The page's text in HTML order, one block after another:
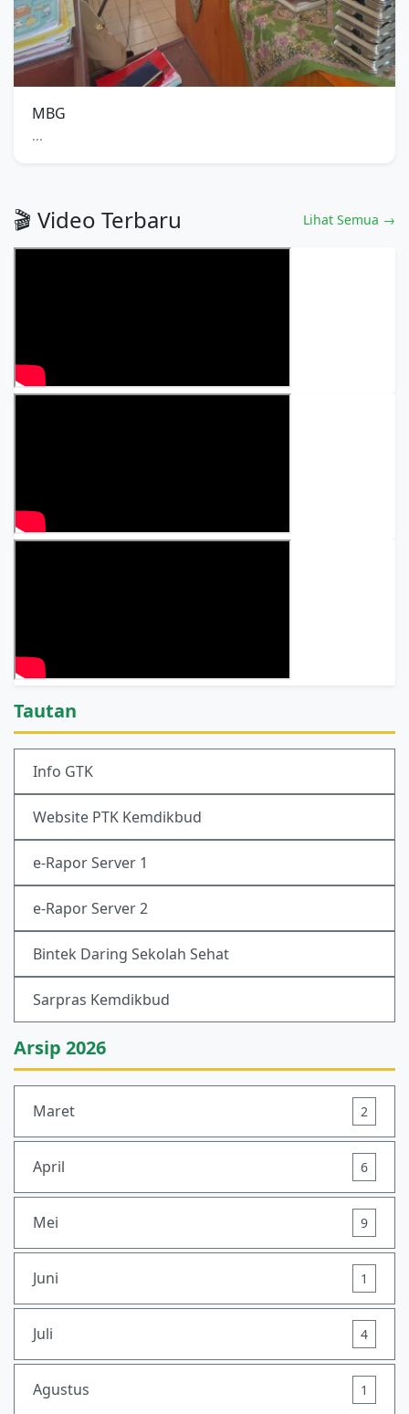
MBG
...
🎬 Video Terbaru Lihat Semua →
Tautan
Info GTK
Website PTK Kemdikbud
e-Rapor Server 1
e-Rapor Server 2
Bintek Daring Sekolah Sehat
Sarpras Kemdikbud
Arsip 2026
Maret 2
April 6
Mei 9
Juni 1
Juli 4
Agustus 1